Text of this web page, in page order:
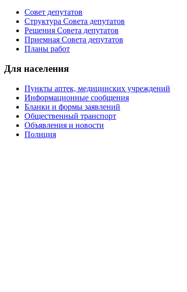
Совет депутатов
Структура Совета депутатов
Решения Совета депутатов
Приемная Совета депутатов
Планы работ
Для населения
Пункты аптек, медицинских учреждений
Информационные сообщения
Бланки и формы заявлений
Общественный транспорт
Объявления и новости
Полиция